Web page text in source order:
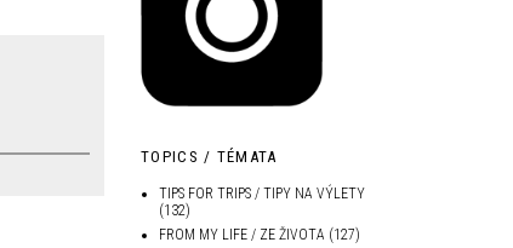
TOPICS / TÉMATA
TIPS FOR TRIPS / TIPY NA VÝLETY
(132)
FROM MY LIFE / ZE ŽIVOTA (127)